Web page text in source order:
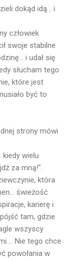
dokąd idą... i
człowiek
swoje stabilne
i udał się
słucham tego
które jest
być to
strony mówi
wielu
za mną!".
która
świeżość
karierę i
tam, gdzie
wszyscy
Nie tego chce
powołania w